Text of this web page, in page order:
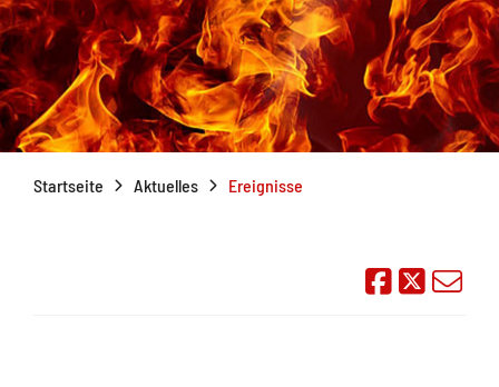
Startseite Aktuelles Ereignisse
Auf